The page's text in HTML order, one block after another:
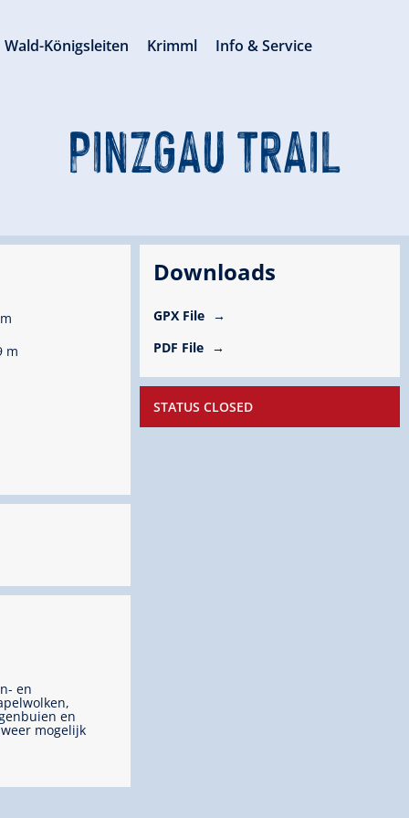
PINZGAU TRAIL
m
en
en
mogelijk
Downloads
GPX File
PDF File
STATUS CLOSED
Wald-Königsleiten Krimml Info & Service